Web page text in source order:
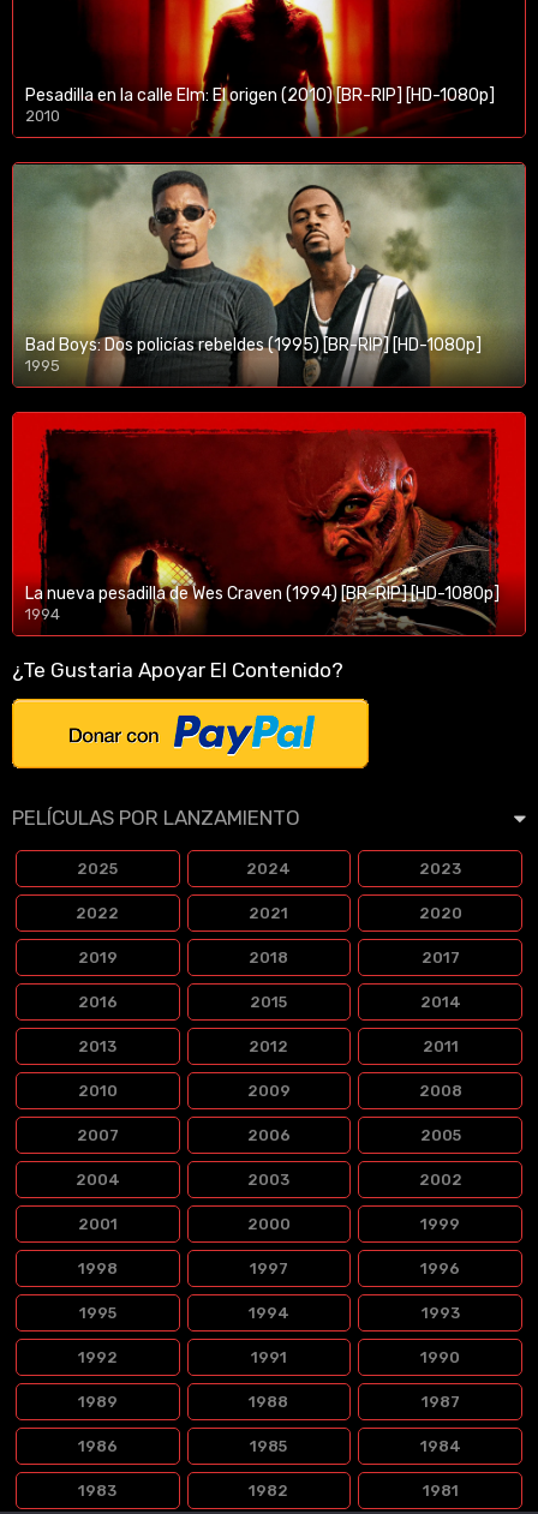
Pesadilla en la calle Elm: El origen (2010) [BR-RIP] [HD-1080p]
2010
1080p/720p
Bad Boys: Dos policías rebeldes (1995) [BR-RIP] [HD-1080p]
1995
1080p/720p
La nueva pesadilla de Wes Craven (1994) [BR-RIP] [HD-1080p]
1994
1080p/720p
¿Te Gustaria Apoyar El Contenido?
PELÍCULAS POR LANZAMIENTO
2025 2024 2023
2022 2021 2020
2019 2018 2017
2016 2015 2014
2013 2012 2011
2010 2009 2008
2007 2006 2005
2004 2003 2002
2001 2000 1999
1998 1997 1996
1995 1994 1993
1992 1991 1990
1989 1988 1987
1986 1985 1984
1983 1982 1981